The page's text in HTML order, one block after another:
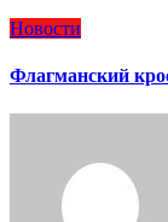
Новости
Флагманский